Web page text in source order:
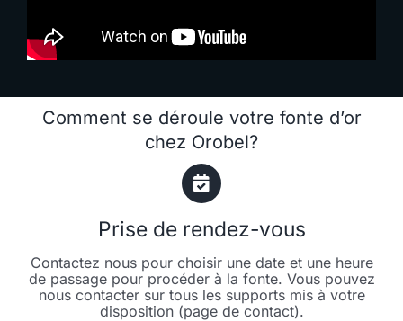
Comment se déroule votre fonte d’or
chez Orobel?
Prise de rendez-vous
Contactez nous pour choisir une date et une heure
de passage pour procéder à la fonte. Vous pouvez
nous contacter sur tous les supports mis à votre
disposition (page de contact).